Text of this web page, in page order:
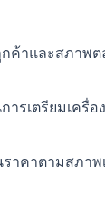
ค้าและสภาพ
รเตรียมเครื่อ
าคาตามสภา